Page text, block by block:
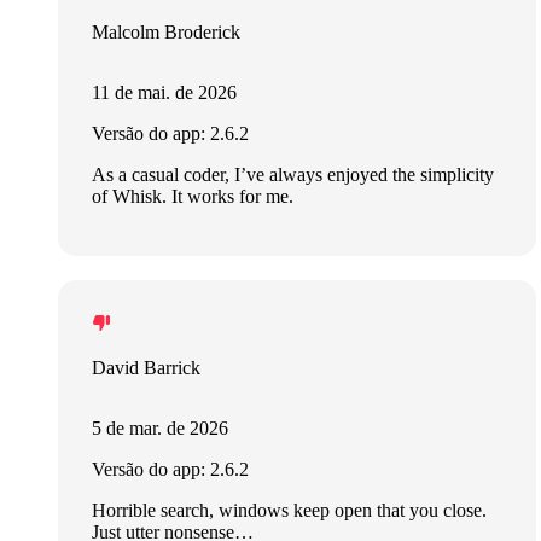
Malcolm Broderick
11 de mai. de 2026
Versão do app: 2.6.2
As a casual coder, I’ve always enjoyed the simplicity
of Whisk. It works for me.
David Barrick
5 de mar. de 2026
Versão do app: 2.6.2
Horrible search, windows keep open that you close.
Just utter nonsense…